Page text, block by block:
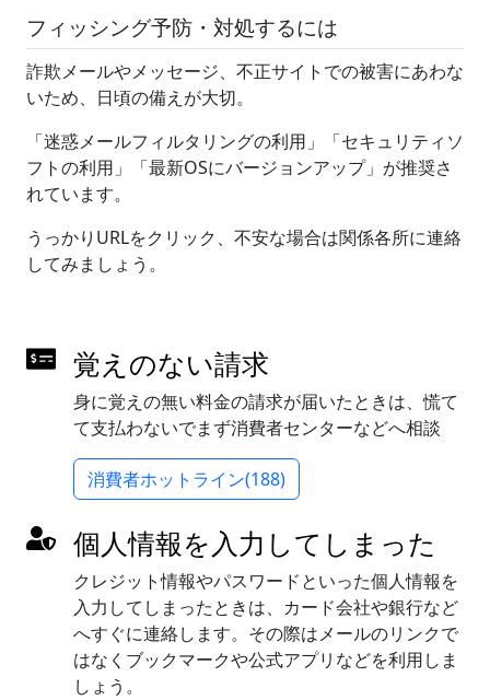
フィッシング予防・対処するには
詐欺メールやメッセージ、不正サイトでの被害にあわな
いため、日頃の備えが大切。
「迷惑メールフィルタリングの利用」「セキュリティソ
フトの利用」「最新OSにバージョンアップ」が推奨さ
れています。
うっかりURLをクリック、不安な場合は関係各所に連絡
してみましょう。
覚えのない請求
身に覚えの無い料金の請求が届いたときは、慌て
て支払わないでまず消費者センターなどへ相談
消費者ホットライン(188)
個人情報を入力してしまった
クレジット情報やパスワードといった個人情報を
入力してしまったときは、カード会社や銀行など
へすぐに連絡します。その際はメールのリンクで
はなくブックマークや公式アプリなどを利用しま
しょう。